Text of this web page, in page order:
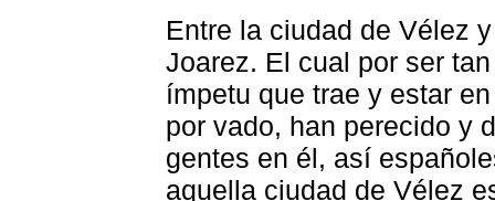
Entre la ciudad de Vélez
Joarez. El cual por ser
ímpetu que trae y estar
por vado, han perecido y
gentes en él, así
aquella ciudad de Vélez